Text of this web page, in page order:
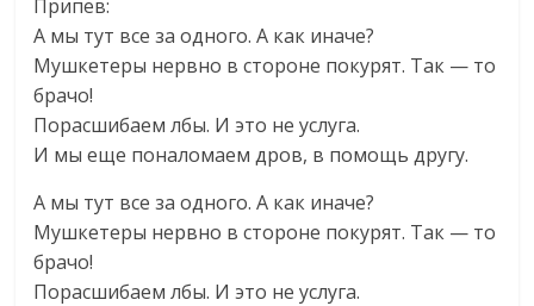
Припев:
А мы тут все за одного. А как иначе?
Мушкетеры нервно в стороне покурят. Так — то
брачо!
Порасшибаем лбы. И это не услуга.
И мы еще поналомаем дров, в помощь другу.
А мы тут все за одного. А как иначе?
Мушкетеры нервно в стороне покурят. Так — то
брачо!
Порасшибаем лбы. И это не услуга.